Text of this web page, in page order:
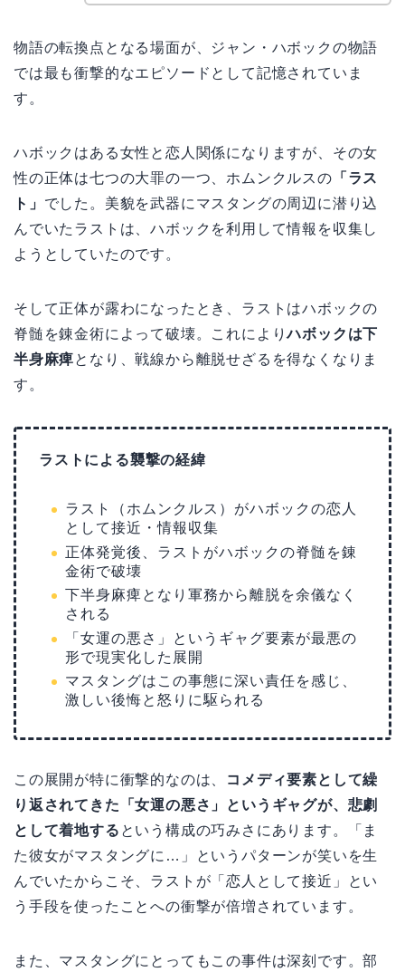
物語の転換点となる場面が、ジャン・ハボックの物語
では最も衝撃的なエピソードとして記憶されていま
す。
ハボックはある女性と恋人関係になりますが、その女
性の正体は七つの大罪の一つ、ホムンクルスの 「ラス
ト」 でした。美貌を武器にマスタングの周辺に潜り込
んでいたラストは、ハボックを利用して情報を収集し
ようとしていたのです。
そして正体が露わになったとき、ラストはハボックの
脊髄を錬金術によって破壊。これによりハボックは下
半身麻痺となり、戦線から離脱せざるを得なくなりま
す。
ラストによる襲撃の経緯
ラスト（ホムンクルス）がハボックの恋人
として接近・情報収集
正体発覚後、ラストがハボックの脊髄を錬
金術で破壊
下半身麻痺となり軍務から離脱を余儀なく
される
「女運の悪さ」というギャグ要素が最悪の
形で現実化した展開
マスタングはこの事態に深い責任を感じ、
激しい後悔と怒りに駆られる
この展開が特に衝撃的なのは、
コメディ要素として繰
り返されてきた「女運の悪さ」というギャグが、悲劇
として着地する という構成の巧みさにあります。「ま
た彼女がマスタングに…」というパターンが笑いを生
んでいたからこそ、ラストが「恋人として接近」とい
う手段を使ったことへの衝撃が倍増されています。
また、マスタングにとってもこの事件は深刻です。部